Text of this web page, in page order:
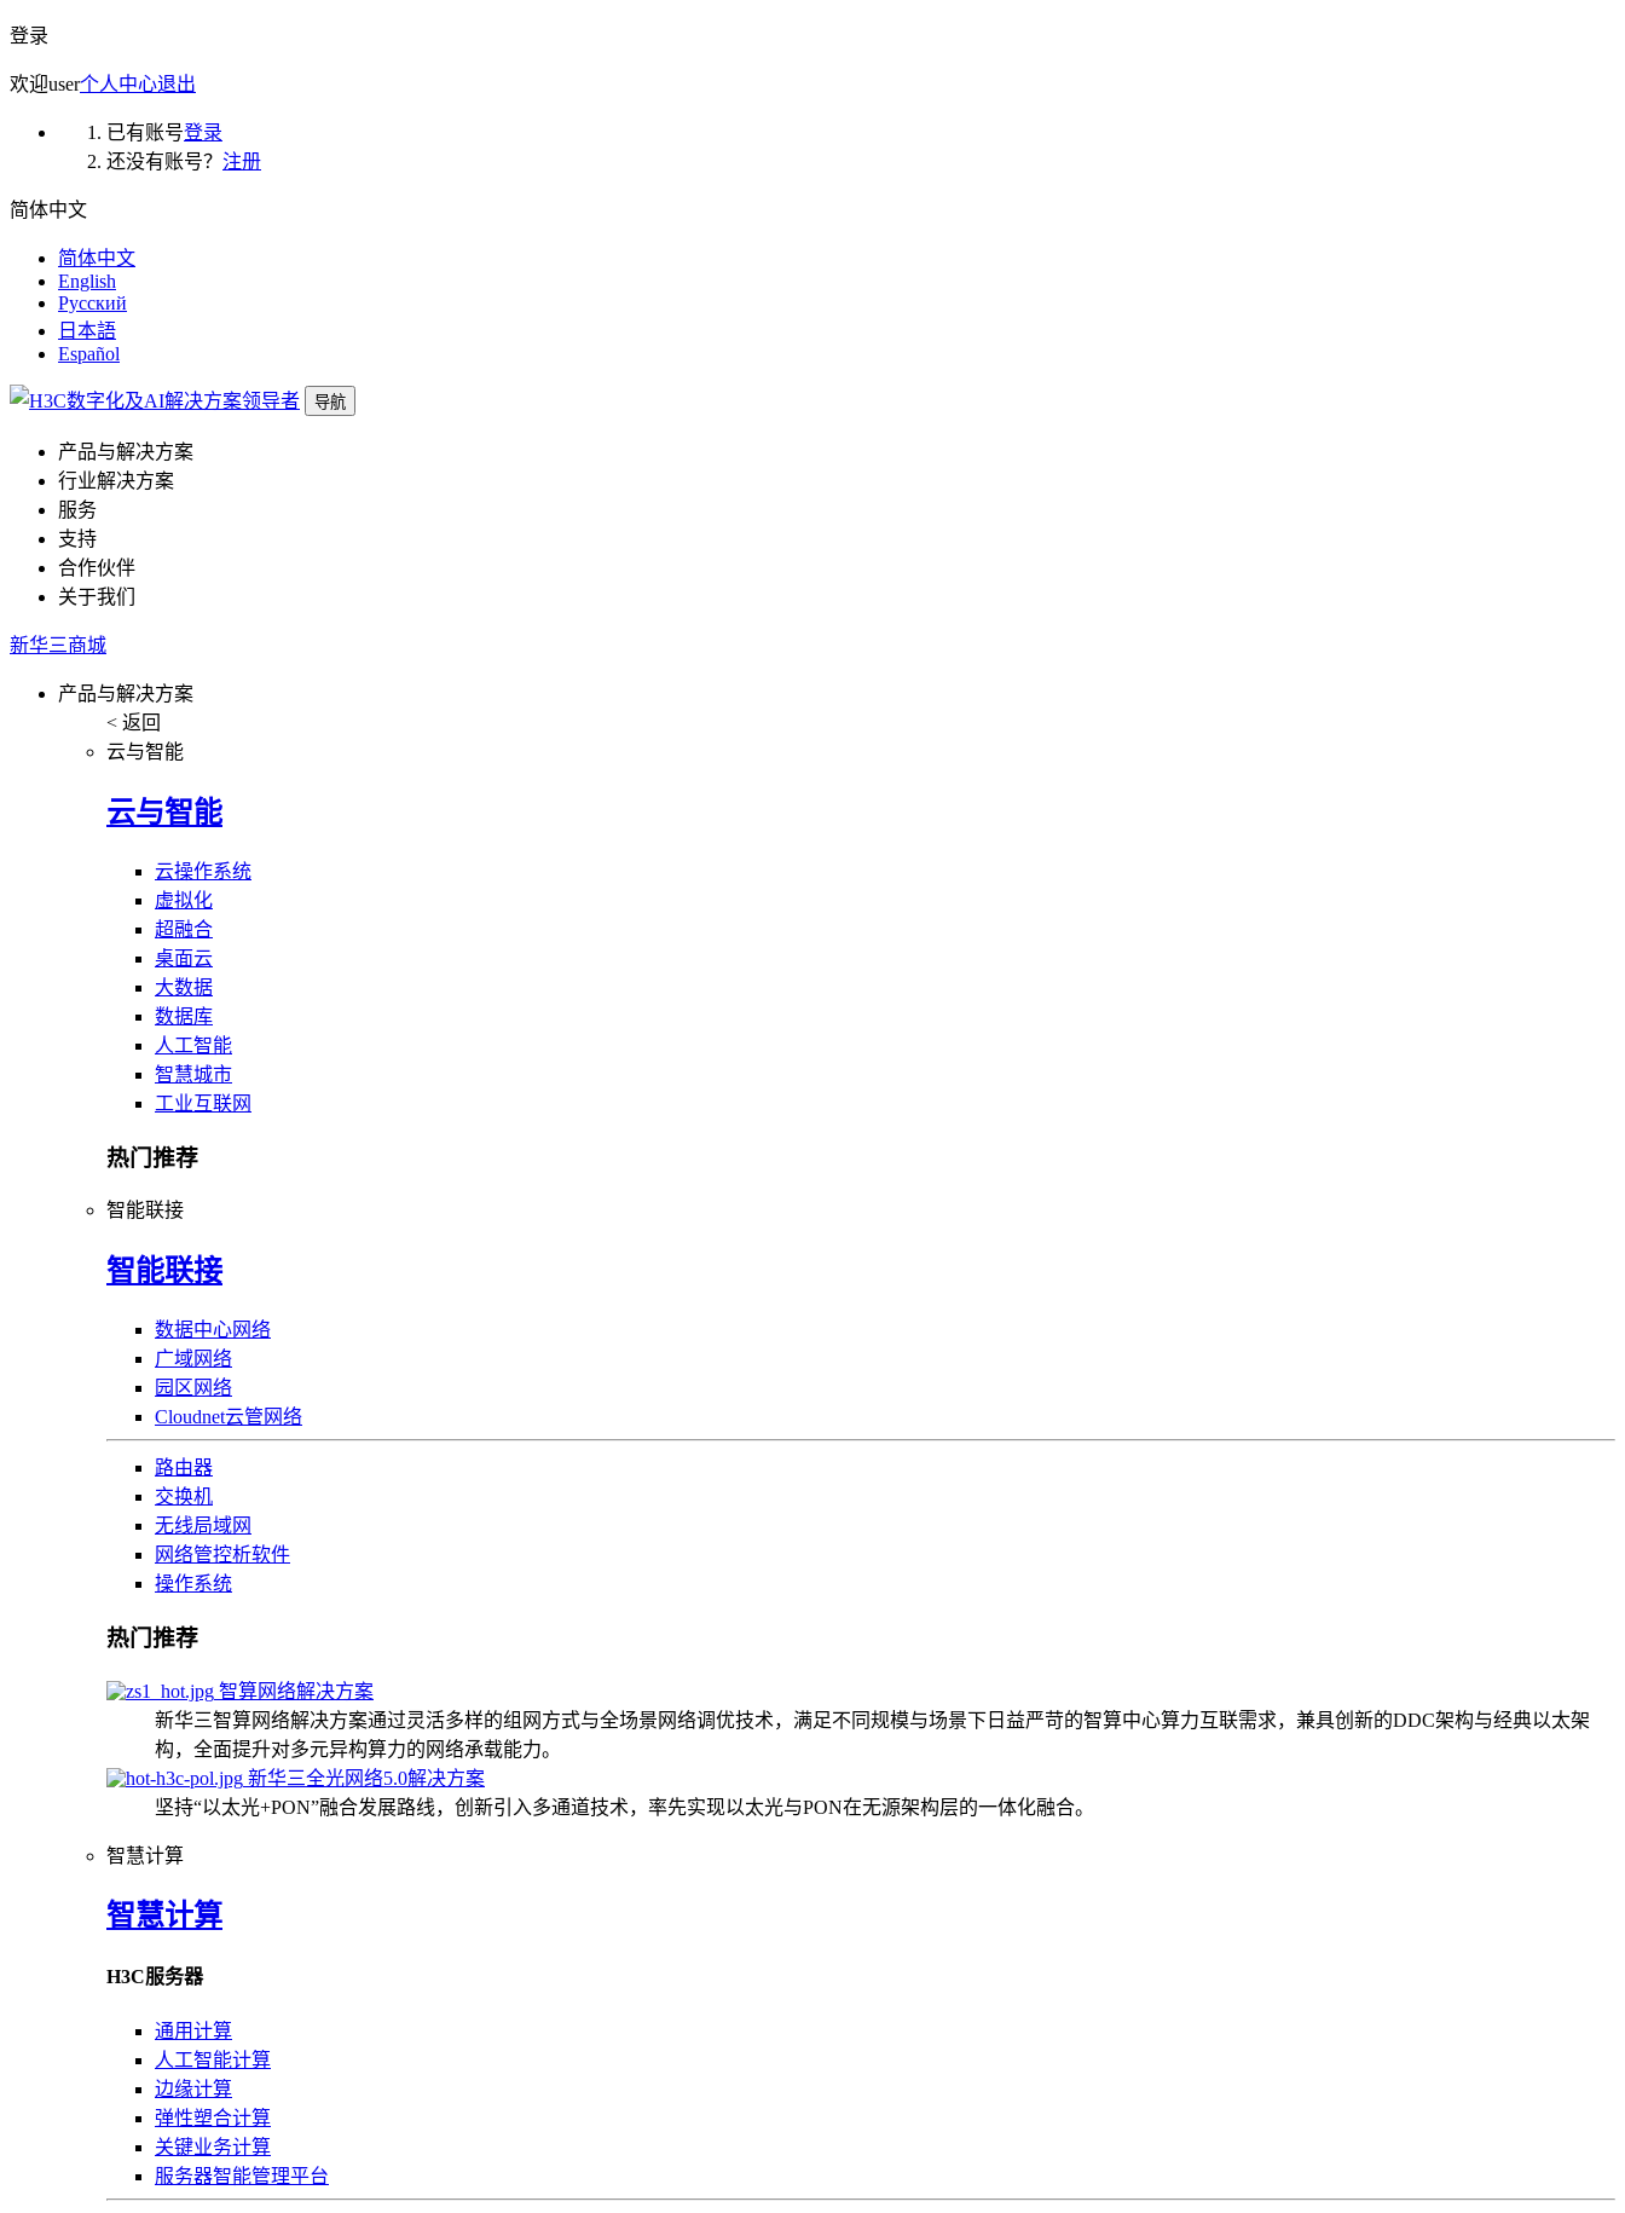
登录
欢迎user个人中心退出
已有账号登录
还没有账号？ 注册
简体中文
简体中文
English
Русский
日本語
Español
导航
产品与解决方案
行业解决方案
服务
支持
合作伙伴
关于我们
新华三商城
产品与解决方案
< 返回
云与智能
云与智能
云操作系统
虚拟化
超融合
桌面云
大数据
数据库
人工智能
智慧城市
工业互联网
热门推荐
智能联接
智能联接
数据中心网络
广域网络
园区网络
Cloudnet云管网络
路由器
交换机
无线局域网
网络管控析软件
操作系统
热门推荐
智算网络解决方案
新华三智算网络解决方案通过灵活多样的组网方式与全场景网络调优技术，满足不同规模与场景下日益严苛的智算中心算力互联需求，兼具创新的DDC架构与经典以太架
构，全面提升对多元异构算力的网络承载能力。
新华三全光网络5.0解决方案
坚持“以太光+PON”融合发展路线，创新引入多通道技术，率先实现以太光与PON在无源架构层的一体化融合。
智慧计算
智慧计算
H3C服务器
通用计算
人工智能计算
边缘计算
弹性塑合计算
关键业务计算
服务器智能管理平台